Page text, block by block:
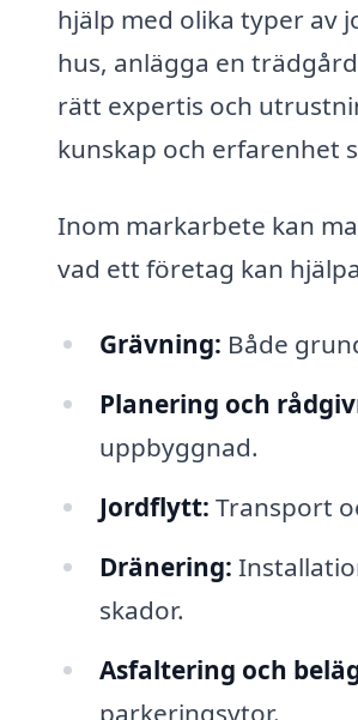
hjälp med olika typer av
hus, anlägga en
rätt expertis och
kunskap och erfarenhet
Inom markarbete kan
vad ett företag kan
Grävning: Både
Planering och
uppbyggnad.
Jordflytt: Transport
Dränering:
skador.
Asfaltering och
parkeringsytor.